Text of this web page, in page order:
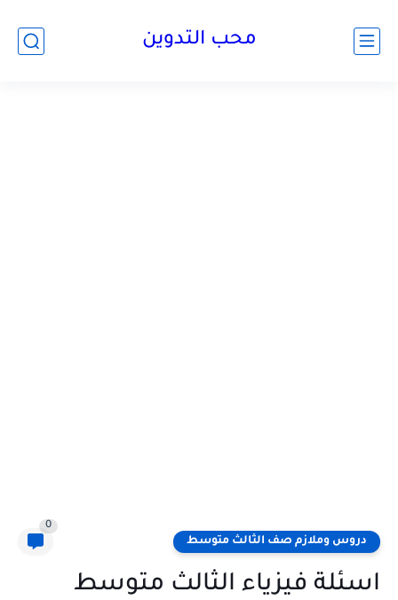
محب التدوين
دروس وملازم صف الثالث متوسط
0
اسئلة فيزياء الثالث متوسط